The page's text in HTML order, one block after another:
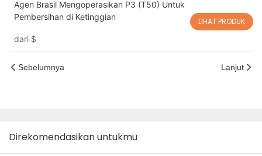
Agen Brasil Mengoperasikan P3 (T50) Untuk
Pembersihan di Ketinggian
dari $
LIHAT PRODUK
Sebelumnya Lanjut
Direkomendasikan untukmu